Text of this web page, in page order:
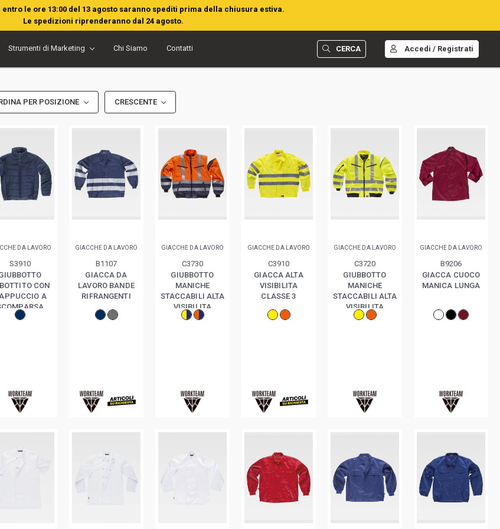
le ore 13:00 del 13 agosto saranno spediti prima della chiusura estiva.
Le spedizioni riprenderanno dal 24 agosto.
Strumenti di Marketing Chi Siamo Contatti CERCA Accedi / Registrati
PER POSIZIONE CRESCENTE
DA LAVORO
S3910
CON
A
GIACCHE DA LAVORO
B1107
GIACCA DA
LAVORO BANDE
RIFRANGENTI
GIACCHE DA LAVORO
C3730
GIUBBOTTO
MANICHE
STACCABILI ALTA
VISIBILITA
CLASSE 2
GIACCHE DA LAVORO
C3910
GIACCA ALTA
VISIBILITA
CLASSE 3
GIACCHE DA LAVORO
C3720
GIUBBOTTO
MANICHE
STACCABILI ALTA
VISIBILITA
CLASSE 3
GIACCHE DA LAVORO
B9206
GIACCA CUOCO
MANICA LUNGA